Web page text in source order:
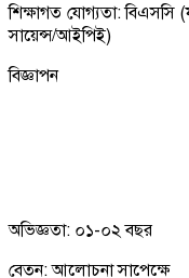
শিক্ষাগত যোগ্যতা: বিএসসি
সায়েন্স/আইপিই)
বিজ্ঞাপন
অভিজ্ঞতা: ০১-০২ বছর
বেতন: আলোচনা সাপেক্ষে